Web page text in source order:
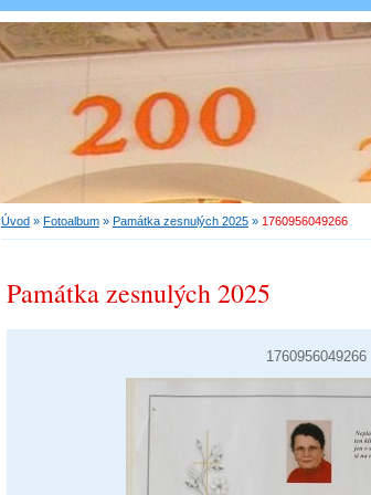
Úvod » Fotoalbum » Památka zesnulých 2025 » 1760956049266
Památka zesnulých 2025
1760956049266